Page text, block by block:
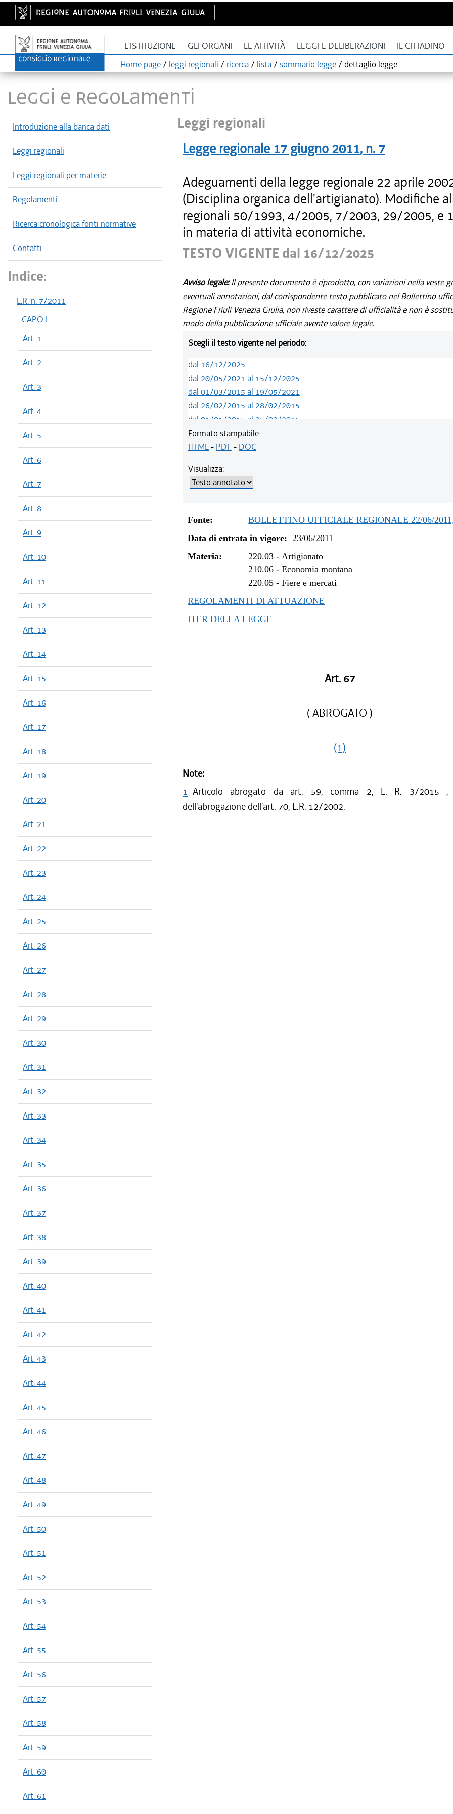
L'ISTITUZIONE GLI ORGANI LE ATTIVITÀ LEGGI E DELIBERAZIONI IL CITTADINO
Home page / leggi regionali / ricerca / lista / sommario legge / dettaglio legge
LEGGI E REGOLAMENTI
Introduzione alla banca dati
Leggi regionali
Leggi regionali per materie
Regolamenti
Ricerca cronologica fonti normative
Contatti
Indice:
L.R. n. 7/2011
CAPO I
Art. 1
Art. 2
Art. 3
Art. 4
Art. 5
Art. 6
Art. 7
Art. 8
Art. 9
Art. 10
Art. 11
Art. 12
Art. 13
Art. 14
Art. 15
Art. 16
Art. 17
Art. 18
Art. 19
Art. 20
Art. 21
Art. 22
Art. 23
Art. 24
Art. 25
Art. 26
Art. 27
Art. 28
Art. 29
Art. 30
Art. 31
Art. 32
Art. 33
Art. 34
Art. 35
Art. 36
Art. 37
Art. 38
Art. 39
Art. 40
Art. 41
Art. 42
Art. 43
Art. 44
Art. 45
Art. 46
Art. 47
Art. 48
Art. 49
Art. 50
Art. 51
Art. 52
Art. 53
Art. 54
Art. 55
Art. 56
Art. 57
Art. 58
Art. 59
Art. 60
Art. 61
Leggi regionali
Legge regionale 17 giugno 2011, n. 7
Adeguamenti della legge regionale 22 aprile
(Disciplina organica dell'artigianato). Modifiche
regionali 50/1993, 4/2005, 7/2003, 29/2005, e
in materia di attività economiche.
TESTO VIGENTE dal 16/12/2025
Avviso legale:Il presente documento è riprodotto, con variazioni nella veste
eventuali annotazioni, dal corrispondente testo pubblicato nel Bollettino
Regione Friuli Venezia Giulia, non riveste carattere di ufficialità e non è
modo della pubblicazione ufficiale avente valore legale.
Scegli il testo vigente nel periodo:
dal 16/12/2025
dal 20/05/2021 al 15/12/2025
dal 01/03/2015 al 19/05/2021
dal 26/02/2015 al 28/02/2015
dal 01/01/2015 al 25/02/2015
dal 08/08/2014 al 31/12/2014
dal 11/04/2013 al 30/12/2013
dal 03/05/2012 al 28/12/2012
dal 01/03/2012 al 02/05/2012
dal 05/01/2012 al 29/02/2012
dal 17/11/2011 al 04/01/2012
Formato stampabile:
HTML- PDF - DOC
Visualizza:
Fonte:
BOLLETTINO UFFICIALE REGIONALE 22/06/
Data di entrata in vigore: 23/06/2011
Materia:
220.03 -Artigianato
210.06 -Economia montana
220.05 -Fiere e mercati
REGOLAMENTI DI ATTUAZIONE
ITER DELLA LEGGE
Art. 67
( ABROGATO )
(1)
Note:
1 Articolo abrogato da art. 59, comma 2, L. R. 3/2015 ,
dell'abrogazione dell'art. 70, L.R. 12/2002.